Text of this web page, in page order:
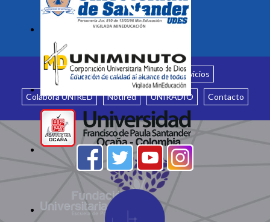
Inicio ¿Quiénes somos? Servicios
Colabora UNIRED Notired UNIRADIO Contacto